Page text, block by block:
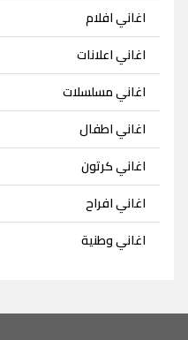
اغاني افلام
اغاني اعلانات
اغاني مسلسلات
اغاني اطفال
اغاني كرتون
اغاني افراح
اغاني وطنية